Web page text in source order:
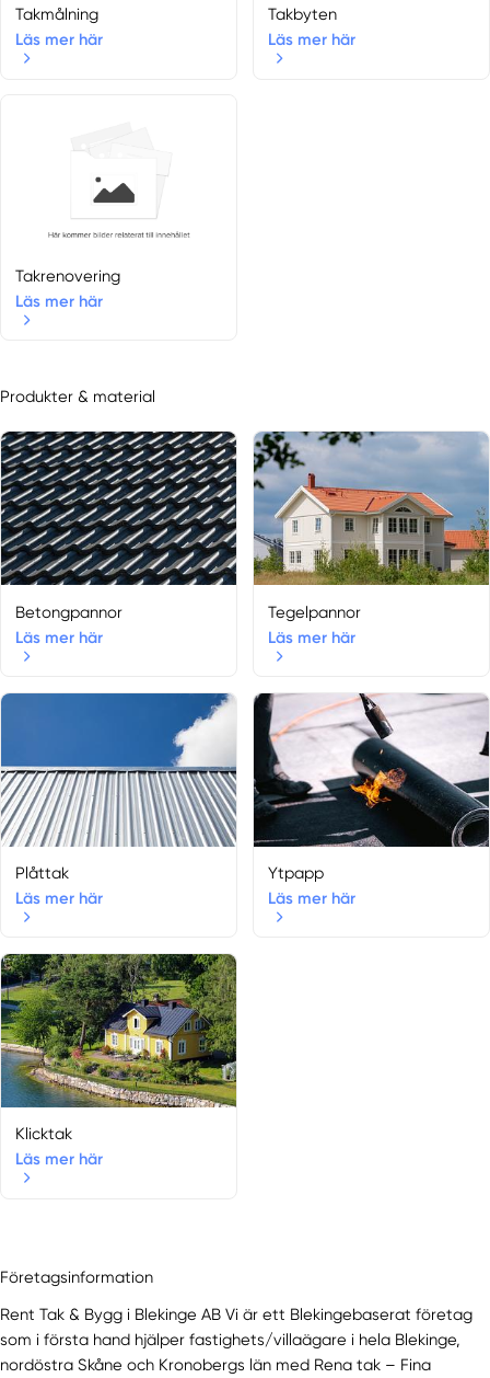
Takmålning
Läs mer här
Takbyten
Läs mer här
Takrenovering
Läs mer här
Produkter & material
Betongpannor
Läs mer här
Tegelpannor
Läs mer här
Plåttak
Läs mer här
Ytpapp
Läs mer här
Klicktak
Läs mer här
Företagsinformation
Rent Tak & Bygg i Blekinge AB Vi är ett Blekingebaserat företag
som i första hand hjälper fastighets/villaägare i hela Blekinge,
nordöstra Skåne och Kronobergs län med Rena tak – Fina